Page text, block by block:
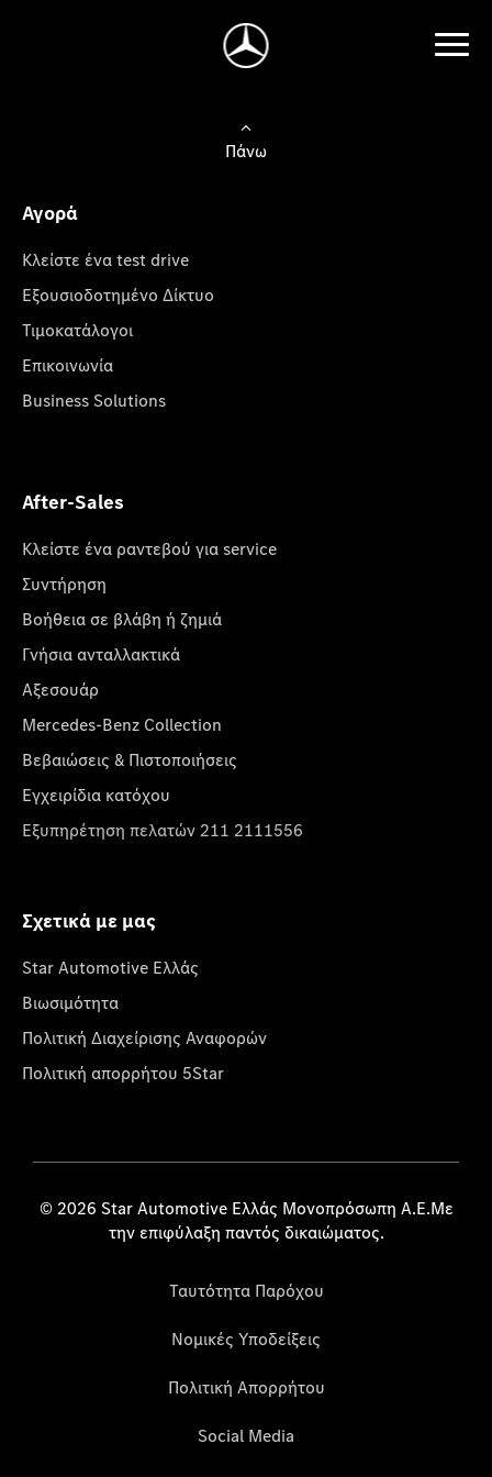
Πάνω
Αγορά
Κλείστε ένα test drive
Εξουσιοδοτημένο Δίκτυο
Τιμοκατάλογοι
Επικοινωνία
Business Solutions
After-Sales
Κλείστε ένα ραντεβού για service
Συντήρηση
Βοήθεια σε βλάβη ή ζημιά
Γνήσια ανταλλακτικά
Αξεσουάρ
Mercedes-Benz Collection
Βεβαιώσεις & Πιστοποιήσεις
Εγχειρίδια κατόχου
Εξυπηρέτηση πελατών 211 2111556
Σχετικά με μας
Star Automotive Ελλάς
Βιωσιμότητα
Πολιτική Διαχείρισης Αναφορών
Πολιτική απορρήτου 5Star
© 2026 Star Automotive Ελλάς Μονοπρόσωπη Α.Ε.Με
την επιφύλαξη παντός δικαιώματος.
Ταυτότητα Παρόχου
Νομικές Υποδείξεις
Πολιτική Απορρήτου
Social Media